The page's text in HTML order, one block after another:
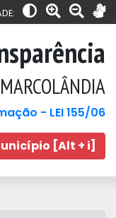
- LEI 155/06
[Alt + i]